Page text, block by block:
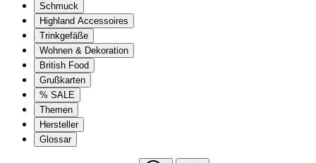
Schmuck
Highland Accessoires
Trinkgefäße
Wohnen & Dekoration
British Food
Grußkarten
% SALE
Themen
Hersteller
Glossar